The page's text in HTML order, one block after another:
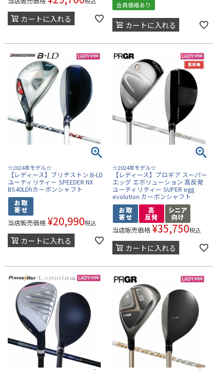
カートに入れる
会員価格あり
カートに入れる
☆2024年モデル☆
【レディース】ブリヂストン B-LD
ユーティリティー SPEEDER NX
BS40LDhカーボンシャフト
当店販売価格 ¥20,990税込
カートに入れる
☆2024年モデル☆
【レディース】プロギア スーパー
エッグ エボリューション 高反発
ユーティリティー SUPER egg
evolution カーボンシャフト
当店販売価格 ¥35,750税込
カートに入れる